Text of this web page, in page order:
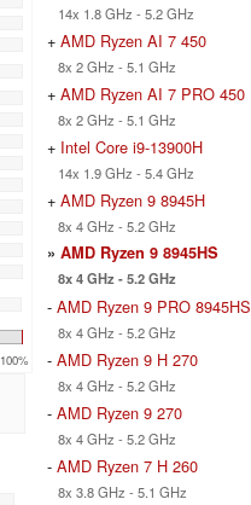
100%
14x 1.8 GHz - 5.2 GHz
+ AMD Ryzen AI 7 450
8x 2 GHz - 5.1 GHz
+ AMD Ryzen AI 7 PRO 450
8x 2 GHz - 5.1 GHz
+ Intel Core i9-13900H
14x 1.9 GHz - 5.4 GHz
+ AMD Ryzen 9 8945H
8x 4 GHz - 5.2 GHz
» AMD Ryzen 9 8945HS
8x 4 GHz - 5.2 GHz
- AMD Ryzen 9 PRO 8945HS
8x 4 GHz - 5.2 GHz
- AMD Ryzen 9 H 270
8x 4 GHz - 5.2 GHz
- AMD Ryzen 9 270
8x 4 GHz - 5.2 GHz
- AMD Ryzen 7 H 260
8x 3.8 GHz - 5.1 GHz